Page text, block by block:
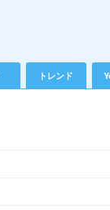
トレンド